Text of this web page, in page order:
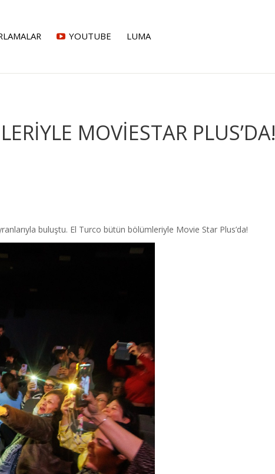
YOUTUBE LUMA
MOVİESTAR PLUS’DA!
buluştu. El Turco bütün bölümleriyle Movie Star Plus’da!